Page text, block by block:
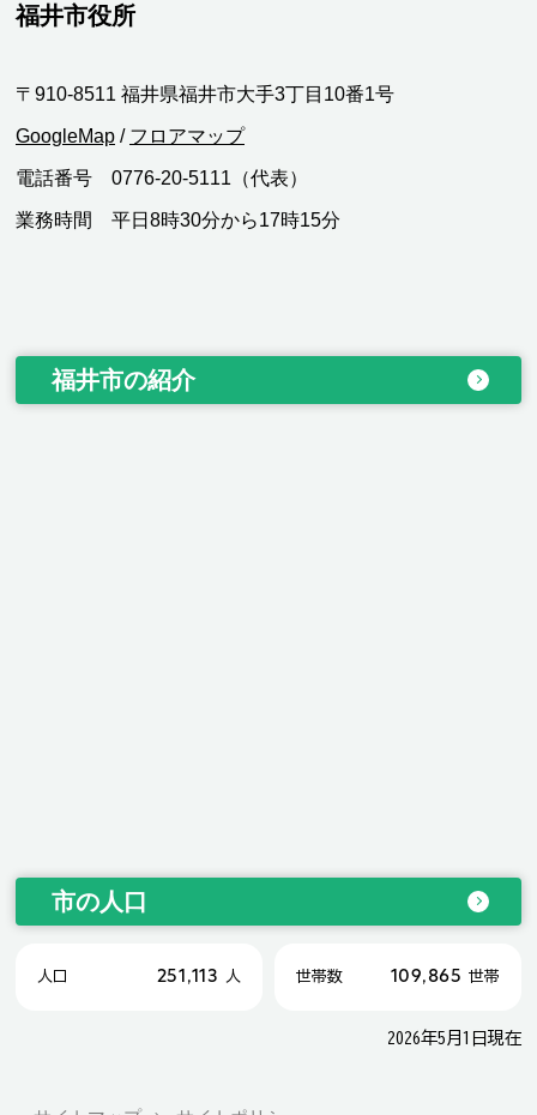
福井市役所
〒910-8511 福井県福井市大手3丁目10番1号
GoogleMap / フロアマップ
電話番号 0776-20-5111（代表）
業務時間 平日8時30分から17時15分
福井市の紹介
市の人口
人口 251,113 人 世帯数 109,865 世帯
2026年5月1日現在